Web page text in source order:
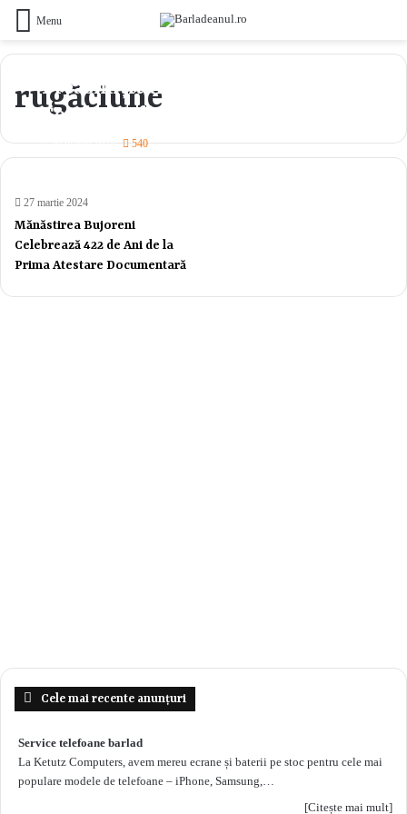
Menu
rugăciune
Preasfințitul Părinte Ignatie, va
Conduce Sfânta Liturghie la
Catedrala din Bârlad
29 martie 2024 540
27 martie 2024
Mănăstirea Bujoreni
Celebrează 422 de Ani de la
Prima Atestare Documentară
Cele mai recente anunțuri
Service telefoane barlad
La Ketutz Computers, avem mereu ecrane și baterii pe stoc pentru cele mai
populare modele de telefoane – iPhone, Samsung,…
[Citește mai mult]